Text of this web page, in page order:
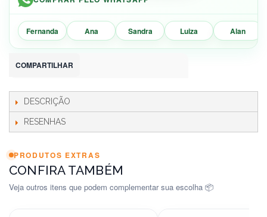
Fernanda Ana Sandra Luiza Alan
COMPARTILHAR
DESCRIÇÃO
RESENHAS
PRODUTOS EXTRAS
CONFIRA TAMBÉM
Veja outros itens que podem complementar sua escolha 📦